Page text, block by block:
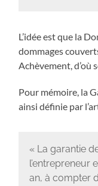
L’idée est que la
dommages
Achèvement, d’où
Pour mémoire, la
ainsi définie par
« La garantie
l’entrepreneur
an, à compter